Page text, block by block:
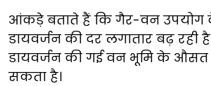
आंकड़े बताते हैं कि गैर-वन उपयोग
डायवर्जन की दर लगातार बढ़ रही
डायवर्जन की गई वन भूमि के
सकता है।